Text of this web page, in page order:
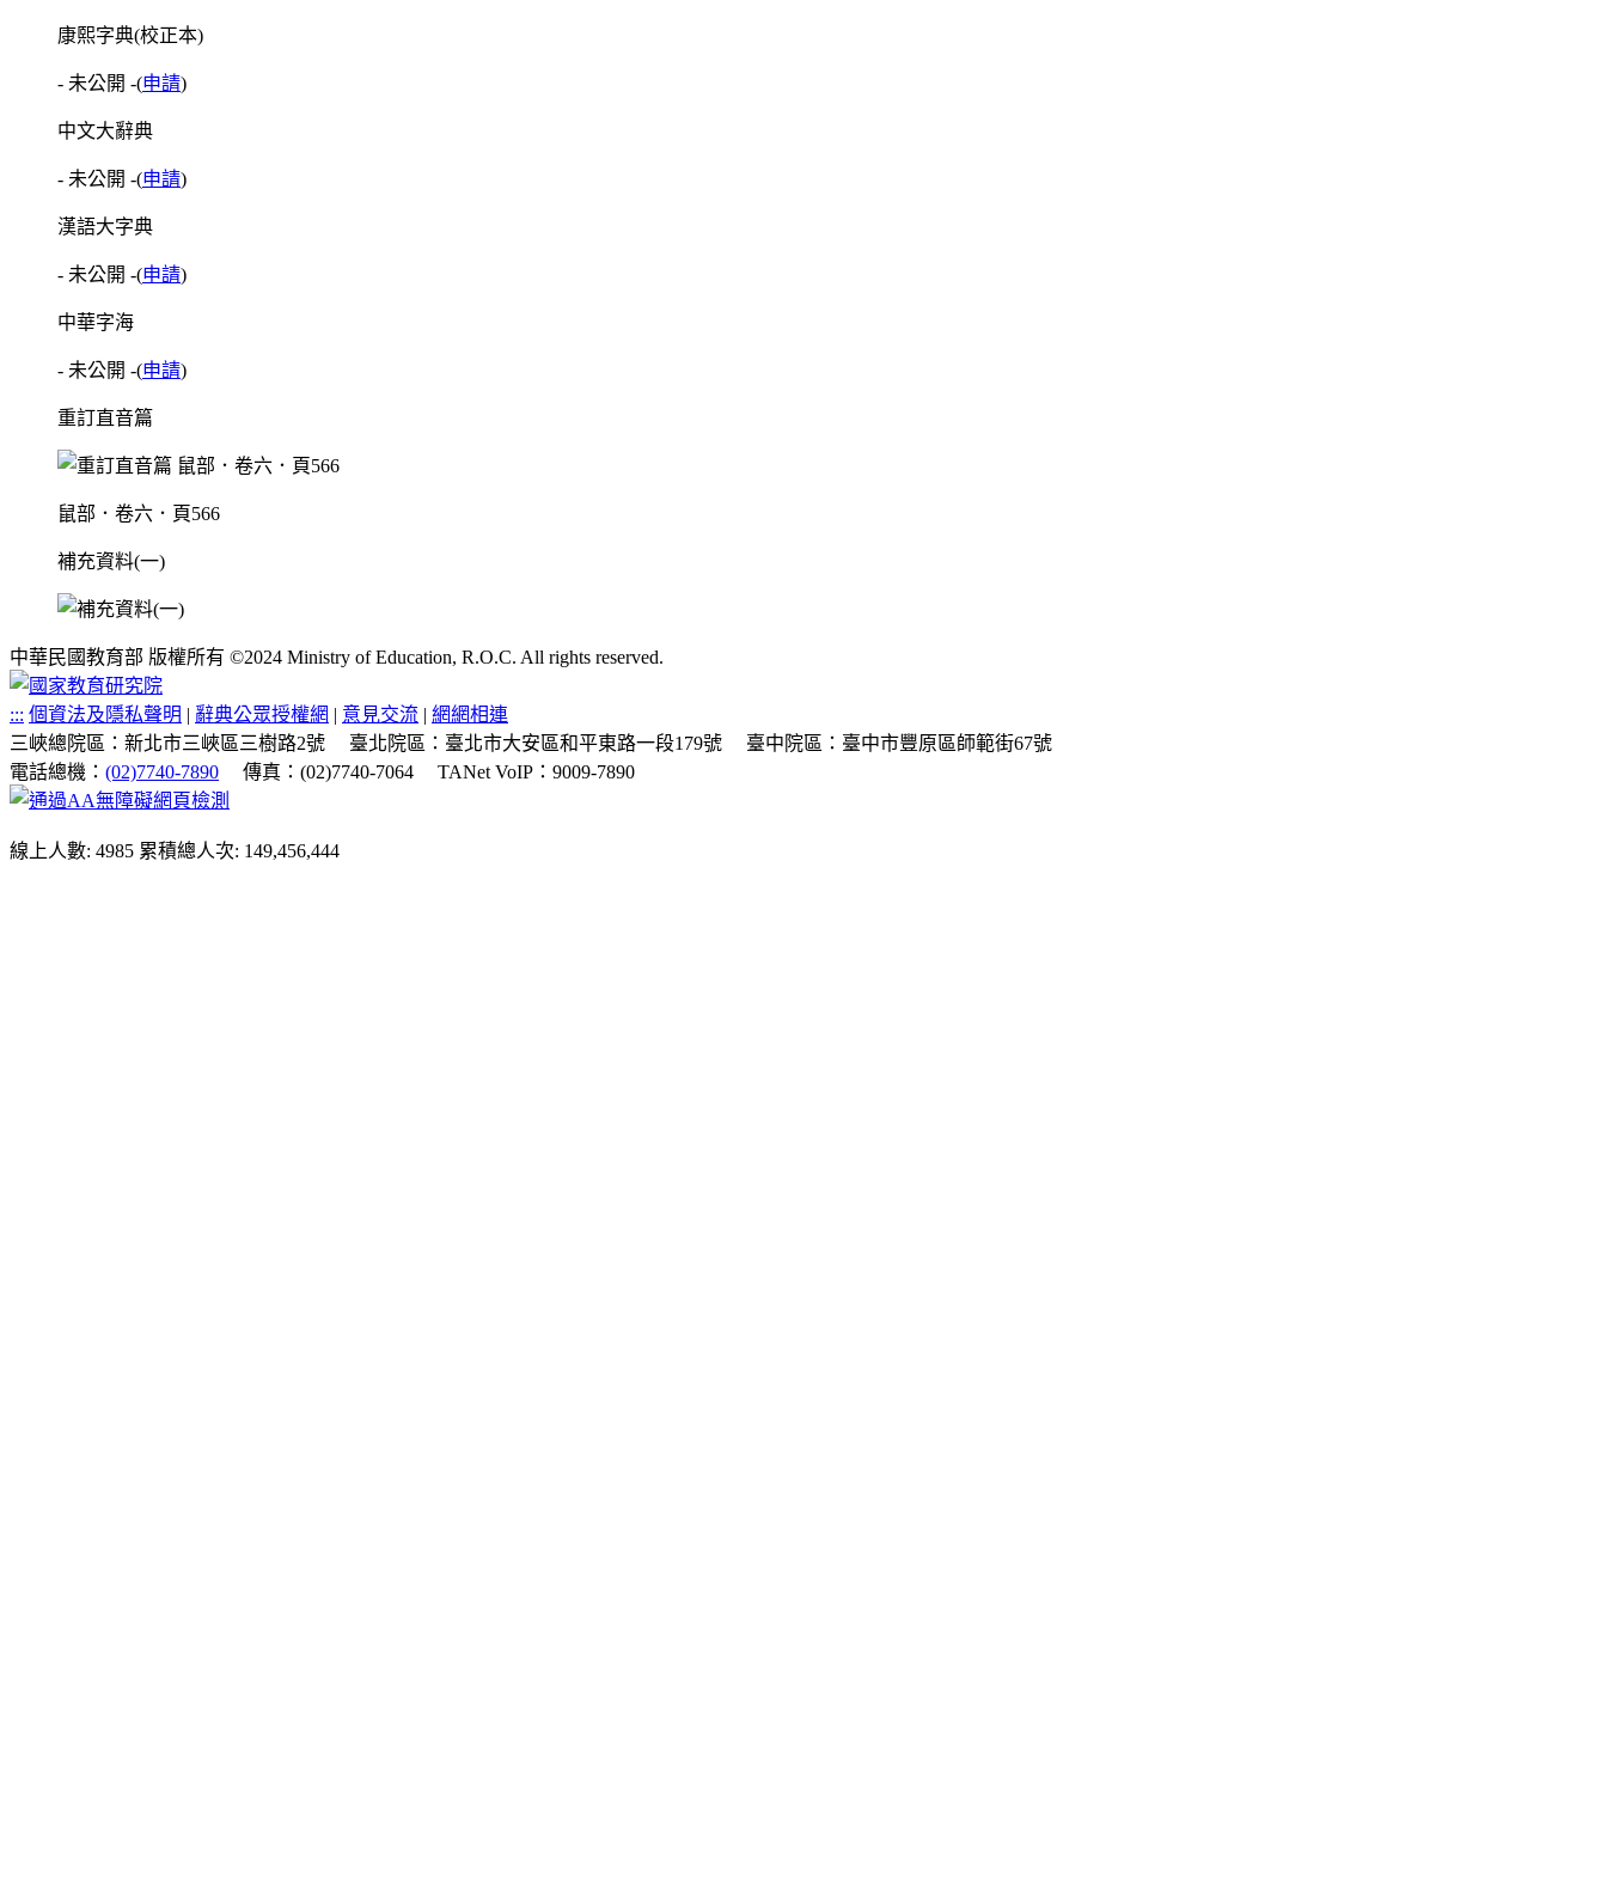
康熙字典(校正本)
- 未公開 -(申請)
中文大辭典
- 未公開 -(申請)
漢語大字典
- 未公開 -(申請)
中華字海
- 未公開 -(申請)
重訂直音篇
鼠部．卷六．頁566
補充資料(一)
中華民國教育部 版權所有 ©2024 Ministry of Education, R.O.C. All rights reserved.
::: 個資法及隱私聲明 | 辭典公眾授權網 | 意見交流 | 網網相連
三峽總院區：新北市三峽區三樹路2號
臺北院區：臺北市大安區和平東路一段179號
臺中院區：臺中市豐原區師範街67號
電話總機： (02)7740-7890 傳真：(02)7740-7064 TANet VoIP：9009-7890
線上人數: 4985 累積總人次: 149,456,444